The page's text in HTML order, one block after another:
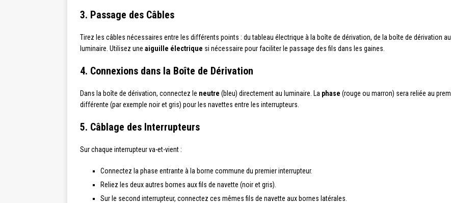
3. Passage des Câbles
Tirez les câbles nécessaires entre les différents points : du tableau électrique à la boîte de dérivation, de la boîte de dérivation
luminaire. Utilisez une aiguille électrique si nécessaire pour faciliter le passage des fils dans les gaines.
4. Connexions dans la Boîte de Dérivation
Dans la boîte de dérivation, connectez le neutre (bleu) directement au luminaire. La phase (rouge ou marron) sera reliée au
différente (par exemple noir et gris) pour les navettes entre les interrupteurs.
5. Câblage des Interrupteurs
Sur chaque interrupteur va-et-vient :
Connectez la phase entrante à la borne commune du premier interrupteur.
Reliez les deux autres bornes aux fils de navette (noir et gris).
Sur le second interrupteur, connectez ces mêmes fils de navette aux bornes latérales.